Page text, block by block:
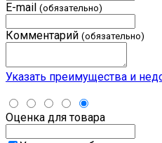
E-mail (обязательно)
Комментарий (обязательно)
Указать преимущества и
Оценка для товара